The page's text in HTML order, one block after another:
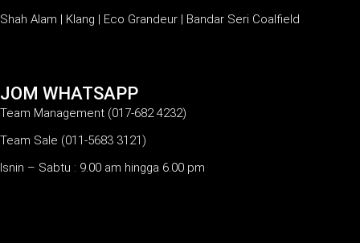
Shah Alam | Klang | Eco Grandeur | Bandar Seri Coalfield
JOM WHATSAPP
Team Management (017-682 4232)
Team Sale (011-5683 3121)
Isnin – Sabtu : 9.00 am hingga 6.00 pm